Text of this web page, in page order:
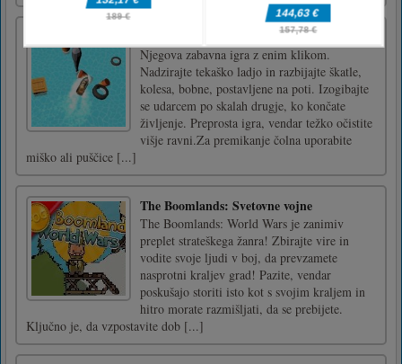
Njegova zabavna igra z enim klikom.
Nadzirajte tekaško ladjo in razbijajte škatle,
kolesa, bobne, postavljene na poti. Izogibajte
se udarcem po skalah drugje, ko končate
življenje. Preprosta igra, vendar težko očistite
višje ravni.Za premikanje čolna uporabite
miško ali puščice [...]
The Boomlands: Svetovne vojne
The Boomlands: World Wars je zanimiv
preplet strateškega žanra! Zbirajte vire in
vodite svoje ljudi v boj, da prevzamete
nasprotni kraljev grad! Pazite, vendar
poskušajo storiti isto kot s svojim kraljem in
hitro morate razmišljati, da se prebijete.
Ključno je, da vzpostavite dob [...]